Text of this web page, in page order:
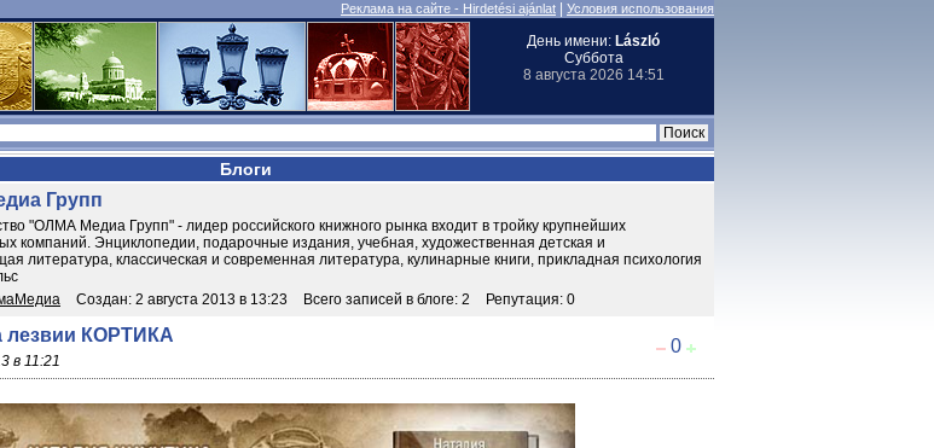
Реклама на сайте - Hirdetési ajánlat Условия использования
День имени: László
Суббота
8 августа 2026 14:51
Блоги
Групп
"ОЛМА Медиа Групп" - лидер российского книжного рынка входит в тройку крупнейших
компаний. Энциклопедии, подарочные издания, учебная, художественная детская и
литература, классическая и современная литература, кулинарные книги, прикладная психология
Создан: 2 августа 2013 в 13:23 Всего записей в блоге: 2 Репутация: 0
КОРТИКА
в 11:21
0